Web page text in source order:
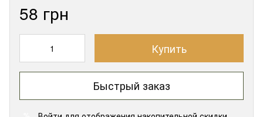
58 грн
Купить
Быстрый заказ